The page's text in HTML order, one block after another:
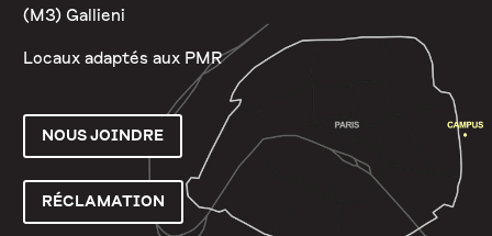
(M3) Gallieni
Locaux adaptés aux PMR
NOUS JOINDRE
RÉCLAMATION